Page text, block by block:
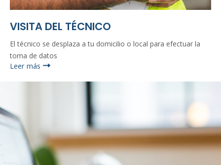
VISITA DEL TÉCNICO
El técnico se desplaza a tu domicilio o local para efectuar la
toma de datos
Leer más